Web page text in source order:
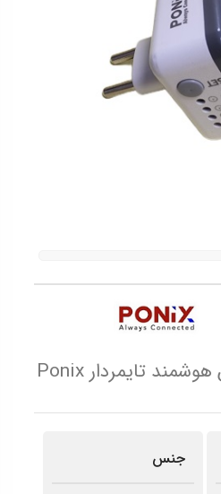
تبدیل و محافظ برق هوشمند تایمردار Ponix
جنس